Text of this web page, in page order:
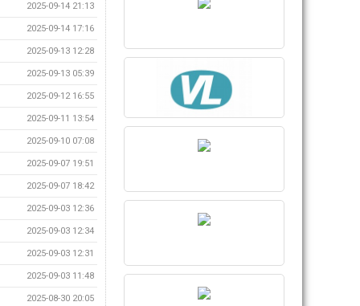
2025-09-14 21:13
2025-09-14 17:16
2025-09-13 12:28
2025-09-13 05:39
2025-09-12 16:55
2025-09-11 13:54
2025-09-10 07:08
2025-09-07 19:51
2025-09-07 18:42
2025-09-03 12:36
2025-09-03 12:34
2025-09-03 12:31
2025-09-03 11:48
2025-08-30 20:05